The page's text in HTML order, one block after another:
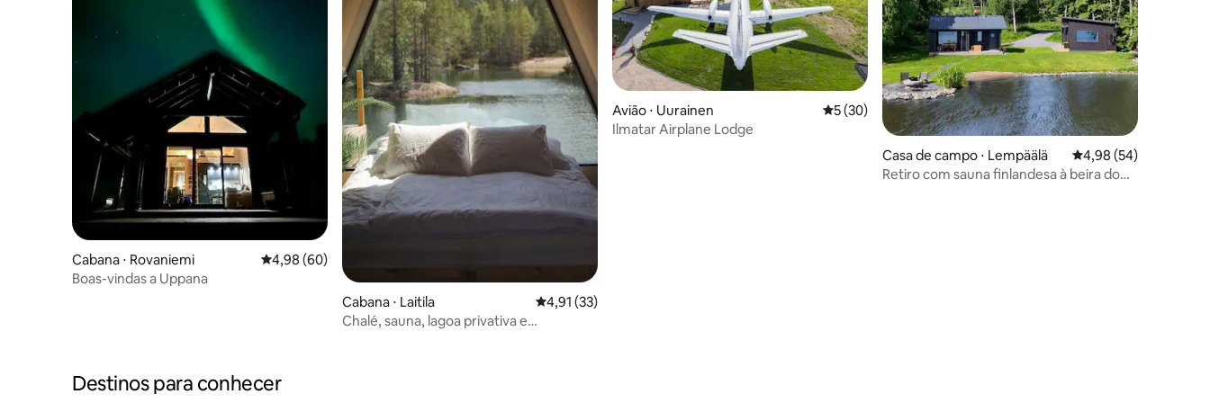
Cabana ⋅ Rovaniemi 4,98 de uma avaliação média de 5, 60 avaliações
4,98 (60)
Boas-vindas a Uppana
Cabana ⋅ Laitila 4,91 de uma avaliação média de 5, 33 avaliações
4,91 (33)
Chalé, sauna, lagoa privativa e
Avião ⋅ Uurainen 5 de uma avaliação média de 5, 30 avaliações
5 (30)
Ilmatar Airplane Lodge
Casa de campo ⋅ Lempäälä 4,98 de uma
4,98 (54)
Retiro com sauna finlandesa à beira do
Destinos para conhecer